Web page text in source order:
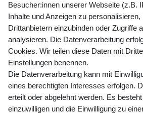
Preisangaben inkl. gesetzl. MwSt. und
Versandkosten
Newsletter Anmeldung -
mehr
E-MAIL **
Newsletter
Besucher:innen unserer Webseite (z.B.
Inhalte und Anzeigen zu
Drittanbietern einzubinden oder Zugriffe
analysieren. Die Datenverarbeitung
Cookies. Wir teilen diese Daten mit
Einstellungen benennen.
Die Datenverarbeitung kann mit
eines berechtigten Interesses erfolgen.
erteilt oder abgelehnt werden. Es
einzuwilligen und die Einwilligung zu